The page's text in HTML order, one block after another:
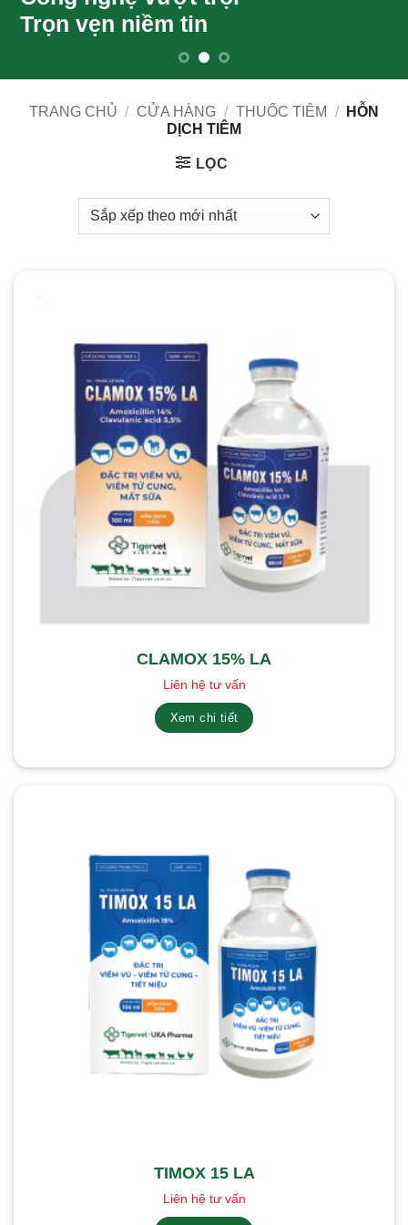
Trọn vẹn niềm tin
TRANG CHỦ / CỬA HÀNG / THUỐC TIÊM /
HỖN
DỊCH TIÊM
LỌC
CLAMOX 15% LA
Liên hệ tư vấn
Xem chi tiết
TIMOX 15 LA
Liên hệ tư vấn